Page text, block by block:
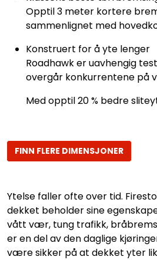
Opptil 3 meter kortere
sammenlignet med
Konstruert for å yte lenger
Roadhawk er uavhengig
overgår konkurrentene på
Med opptil 20 % bedre
FINN FLERE DIMENSJONER
Ytelse faller ofte over tid.
dekket beholder sine
vått vær, tung trafikk,
er en del av den daglige
være sikker på at dekket yter